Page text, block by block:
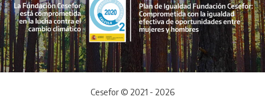
Cesefor © 2021 - 2026